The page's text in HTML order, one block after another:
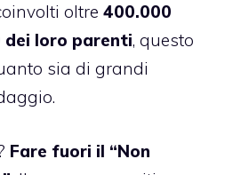
oltre 400.000
loro parenti, questo
sia di grandi
Fare fuori il “Non